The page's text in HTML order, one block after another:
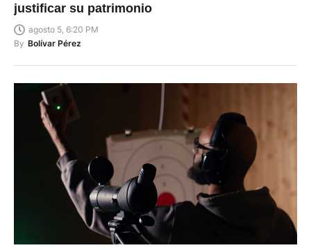
justificar su patrimonio
agosto 5, 6:20 PM
By Bolívar Pérez